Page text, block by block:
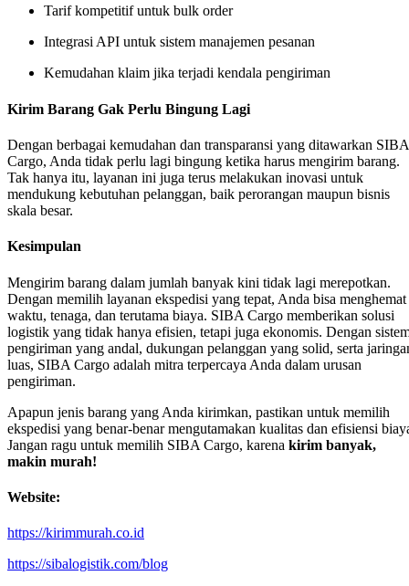
Tarif kompetitif untuk bulk order
Integrasi API untuk sistem manajemen pesanan
Kemudahan klaim jika terjadi kendala pengiriman
Kirim Barang Gak Perlu Bingung Lagi
Dengan berbagai kemudahan dan transparansi yang ditawarkan SIBA
Cargo, Anda tidak perlu lagi bingung ketika harus mengirim barang.
Tak hanya itu, layanan ini juga terus melakukan inovasi untuk
mendukung kebutuhan pelanggan, baik perorangan maupun bisnis
skala besar.
Kesimpulan
Mengirim barang dalam jumlah banyak kini tidak lagi merepotkan.
Dengan memilih layanan ekspedisi yang tepat, Anda bisa menghemat
waktu, tenaga, dan terutama biaya. SIBA Cargo memberikan solusi
logistik yang tidak hanya efisien, tetapi juga ekonomis. Dengan
pengiriman yang andal, dukungan pelanggan yang solid, serta
luas, SIBA Cargo adalah mitra terpercaya Anda dalam urusan
pengiriman.
Apapun jenis barang yang Anda kirimkan, pastikan untuk memilih
ekspedisi yang benar-benar mengutamakan kualitas dan efisiensi
Jangan ragu untuk memilih SIBA Cargo, karena kirim banyak,
makin murah!
Website:
https://kirimmurah.co.id
https://sibalogistik.com/blog